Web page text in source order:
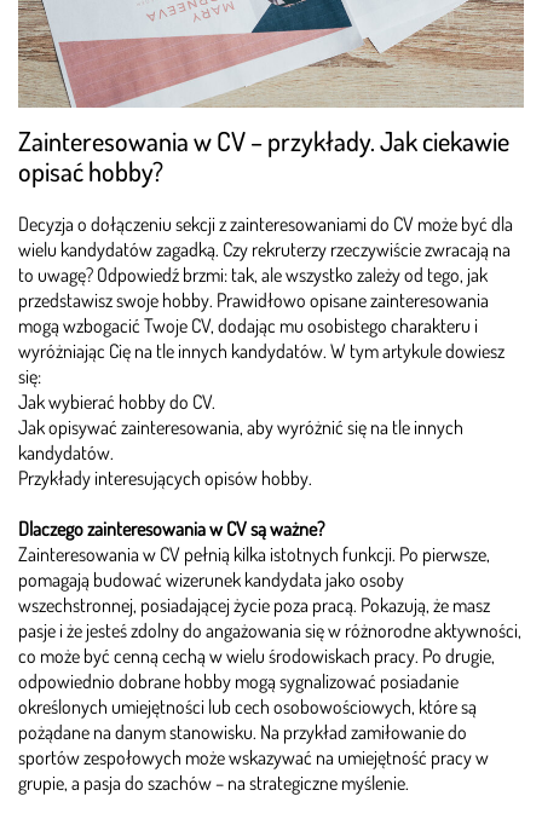
Zainteresowania w CV – przykłady. Jak ciekawie
opisać hobby?
Decyzja o dołączeniu sekcji z zainteresowaniami do CV może być dla
wielu kandydatów zagadką. Czy rekruterzy rzeczywiście zwracają na
to uwagę? Odpowiedź brzmi: tak, ale wszystko zależy od tego, jak
przedstawisz swoje hobby. Prawidłowo opisane zainteresowania
mogą wzbogacić Twoje CV, dodając mu osobistego charakteru i
wyróżniając Cię na tle innych kandydatów. W tym artykule dowiesz
się:
Jak wybierać hobby do CV.
Jak opisywać zainteresowania, aby wyróżnić się na tle innych
kandydatów.
Przykłady interesujących opisów hobby.
Dlaczego zainteresowania w CV są ważne?
Zainteresowania w CV pełnią kilka istotnych funkcji. Po pierwsze,
pomagają budować wizerunek kandydata jako osoby
wszechstronnej, posiadającej życie poza pracą. Pokazują, że masz
pasje i że jesteś zdolny do angażowania się w różnorodne aktywności,
co może być cenną cechą w wielu środowiskach pracy. Po drugie,
odpowiednio dobrane hobby mogą sygnalizować posiadanie
określonych umiejętności lub cech osobowościowych, które są
pożądane na danym stanowisku. Na przykład zamiłowanie do
sportów zespołowych może wskazywać na umiejętność pracy w
grupie, a pasja do szachów – na strategiczne myślenie.